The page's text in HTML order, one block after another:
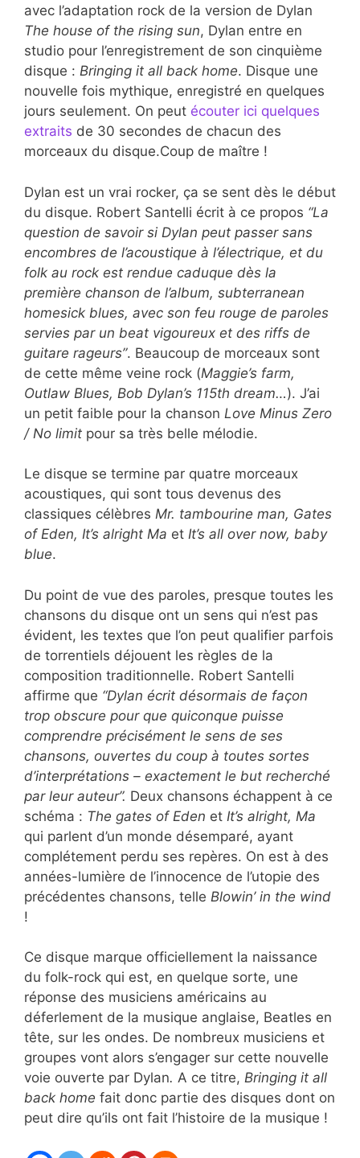
avec l’adaptation rock de la version de Dylan
The house of the rising sun, Dylan entre en
studio pour l’enregistrement de son cinquième
disque : Bringing it all back home. Disque une
nouvelle fois mythique, enregistré en quelques
jours seulement. On peut écouter ici quelques
extraits de 30 secondes de chacun des
morceaux du disque.Coup de maître !
Dylan est un vrai rocker, ça se sent dès le début
du disque. Robert Santelli écrit à ce propos “La
question de savoir si Dylan peut passer sans
encombres de l’acoustique à l’électrique, et du
folk au rock est rendue caduque dès la
première chanson de l’album, subterranean
homesick blues, avec son feu rouge de paroles
servies par un beat vigoureux et des riffs de
guitare rageurs”. Beaucoup de morceaux sont
de cette même veine rock (Maggie’s farm,
Outlaw Blues, Bob Dylan’s 115th dream…). J’ai
un petit faible pour la chanson Love Minus Zero
/ No limit pour sa très belle mélodie.
Le disque se termine par quatre morceaux
acoustiques, qui sont tous devenus des
classiques célèbres Mr. tambourine man, Gates
of Eden, It’s alright Ma et It’s all over now, baby
blue.
Du point de vue des paroles, presque toutes les
chansons du disque ont un sens qui n’est pas
évident, les textes que l’on peut qualifier parfois
de torrentiels déjouent les règles de la
composition traditionnelle. Robert Santelli
affirme que “Dylan écrit désormais de façon
trop obscure pour que quiconque puisse
comprendre précisément le sens de ses
chansons, ouvertes du coup à toutes sortes
d’interprétations – exactement le but recherché
par leur auteur”. Deux chansons échappent à ce
schéma : The gates of Eden et It’s alright, Ma
qui parlent d’un monde désemparé, ayant
complétement perdu ses repères. On est à des
années-lumière de l’innocence de l’utopie des
précédentes chansons, telle Blowin’ in the wind
!
Ce disque marque officiellement la naissance
du folk-rock qui est, en quelque sorte, une
réponse des musiciens américains au
déferlement de la musique anglaise, Beatles en
tête, sur les ondes. De nombreux musiciens et
groupes vont alors s’engager sur cette nouvelle
voie ouverte par Dylan. A ce titre, Bringing it all
back home fait donc partie des disques dont on
peut dire qu’ils ont fait l’histoire de la musique !